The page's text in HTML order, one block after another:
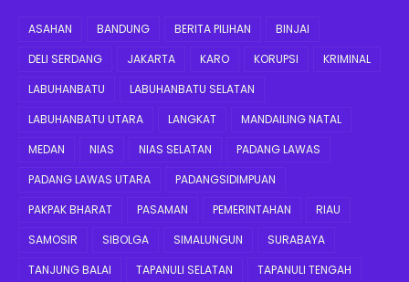
ASAHAN BANDUNG BERITA PILIHAN
BINJAI
DELI SERDANG
JAKARTA KARO KORUPSI
KRIMINAL
LABUHANBATU
LABUHANBATU SELATAN
LABUHANBATU UTARA
LANGKAT
MANDAILING NATAL
MEDAN
NIAS NIAS SELATAN
PADANG LAWAS
PADANG LAWAS UTARA
PADANGSIDIMPUAN
PAKPAK BHARAT
PASAMAN PEMERINTAHAN
RIAU
SAMOSIR
SIBOLGA SIMALUNGUN
SURABAYA
TANJUNG BALAI
TAPANULI SELATAN TAPANULI TENGAH